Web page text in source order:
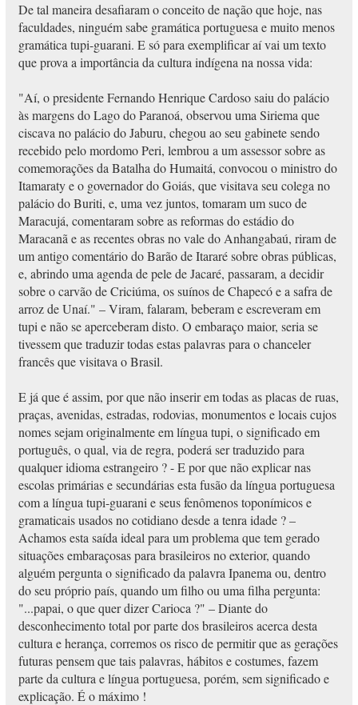
De tal maneira desafiaram o conceito de nação que hoje, nas
faculdades, ninguém sabe gramática portuguesa e muito menos
gramática tupi-guarani. E só para exemplificar aí vai um texto
que prova a importância da cultura indígena na nossa vida:
"Aí, o presidente Fernando Henrique Cardoso saiu do palácio
às margens do Lago do Paranoá, observou uma Siriema que
ciscava no palácio do Jaburu, chegou ao seu gabinete sendo
recebido pelo mordomo Peri, lembrou a um assessor sobre as
comemorações da Batalha do Humaitá, convocou o ministro do
Itamaraty e o governador do Goiás, que visitava seu colega no
palácio do Buriti, e, uma vez juntos, tomaram um suco de
Maracujá, comentaram sobre as reformas do estádio do
Maracanã e as recentes obras no vale do Anhangabaú, riram de
um antigo comentário do Barão de Itararé sobre obras públicas,
e, abrindo uma agenda de pele de Jacaré, passaram, a decidir
sobre o carvão de Criciúma, os suínos de Chapecó e a safra de
arroz de Unaí." – Viram, falaram, beberam e escreveram em
tupi e não se aperceberam disto. O embaraço maior, seria se
tivessem que traduzir todas estas palavras para o chanceler
francês que visitava o Brasil.
E já que é assim, por que não inserir em todas as placas de ruas,
praças, avenidas, estradas, rodovias, monumentos e locais cujos
nomes sejam originalmente em língua tupi, o significado em
português, o qual, via de regra, poderá ser traduzido para
qualquer idioma estrangeiro ? - E por que não explicar nas
escolas primárias e secundárias esta fusão da língua portuguesa
com a língua tupi-guarani e seus fenômenos toponímicos e
gramaticais usados no cotidiano desde a tenra idade ? –
Achamos esta saída ideal para um problema que tem gerado
situações embaraçosas para brasileiros no exterior, quando
alguém pergunta o significado da palavra Ipanema ou, dentro
do seu próprio país, quando um filho ou uma filha pergunta:
"...papai, o que quer dizer Carioca ?" – Diante do
desconhecimento total por parte dos brasileiros acerca desta
cultura e herança, corremos os risco de permitir que as gerações
futuras pensem que tais palavras, hábitos e costumes, fazem
parte da cultura e língua portuguesa, porém, sem significado e
explicação. É o máximo !